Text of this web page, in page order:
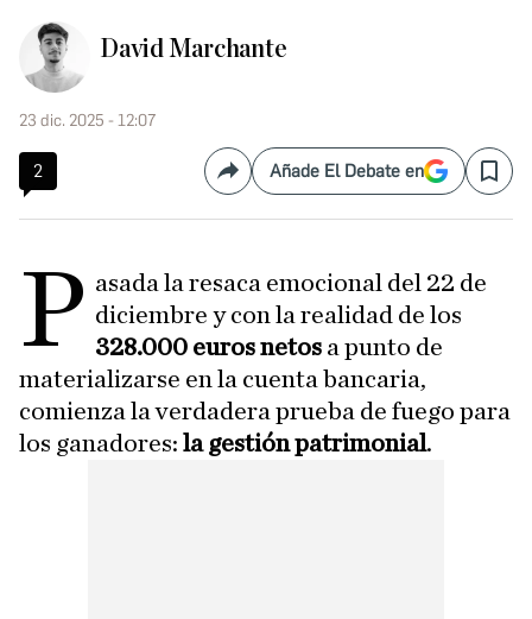
David Marchante
23 dic. 2025 - 12:07
2 CompartirAñade El Debate en Save
P asada la resaca emocional del 22 de
diciembre y con la realidad de los
328.000 euros netos a punto de
materializarse en la cuenta bancaria,
comienza la verdadera prueba de fuego para
los ganadores: la gestión patrimonial.